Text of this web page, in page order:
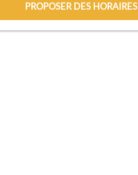
PROPOSER DES HORAIRES